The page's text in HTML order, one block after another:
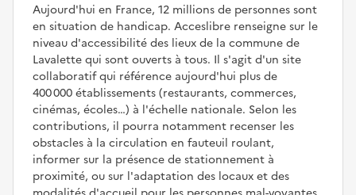
Aujourd'hui en France, 12 millions de personnes sont
en situation de handicap. Acceslibre renseigne sur le
niveau d'accessibilité des lieux de la commune de
Lavalette qui sont ouverts à tous. Il s'agit d'un site
collaboratif qui référence aujourd'hui plus de
400 000 établissements (restaurants, commerces,
cinémas, écoles…) à l'échelle nationale. Selon les
contributions, il pourra notamment recenser les
obstacles à la circulation en fauteuil roulant,
informer sur la présence de stationnement à
proximité, ou sur l'adaptation des locaux et des